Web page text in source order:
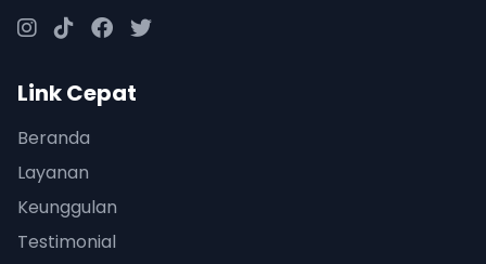
Link Cepat
Beranda
Layanan
Keunggulan
Testimonial